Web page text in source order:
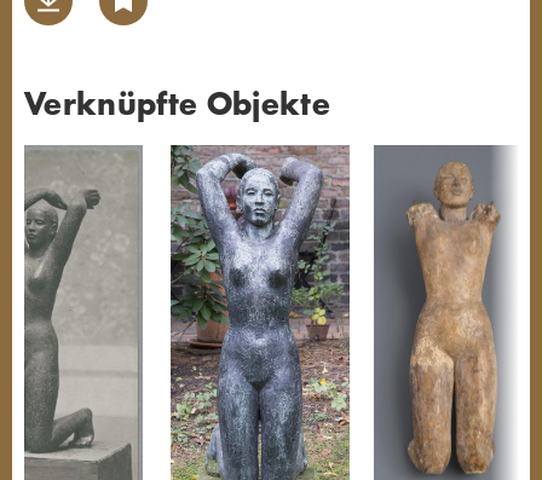
Verknüpfte Objekte